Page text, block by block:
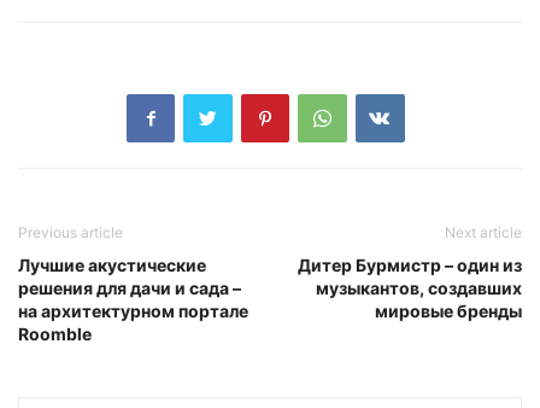
Previous article
Лучшие акустические
решения для дачи и сада –
на архитектурном портале
Roomble
Next article
Дитер Бурмистр – один из
музыкантов, создавших
мировые бренды